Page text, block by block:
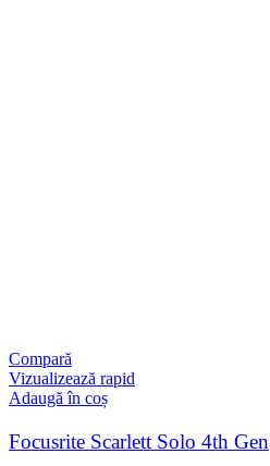
Compară
Vizualizează rapid
Adaugă în coș
Focusrite Scarlett Solo 4th Gen